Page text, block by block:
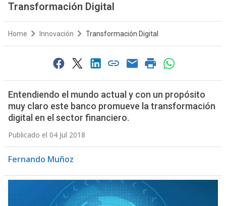
Transformación Digital
Home Innovación Transformación Digital
Entendiendo el mundo actual y con un propósito
muy claro este banco promueve la transformación
digital en el sector financiero.
Publicado el 04 Jul 2018
Fernando Muñoz